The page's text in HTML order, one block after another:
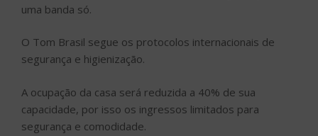
uma banda só.
O Tom Brasil segue os protocolos internacionais de
segurança e higienização.
A ocupação da casa será reduzida a 40% de sua
capacidade, por isso os ingressos limitados para
segurança e comodidade.